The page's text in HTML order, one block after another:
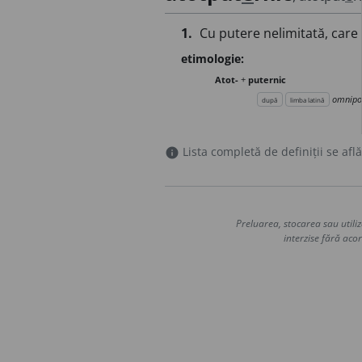
1. Cu putere nelimitată, care
etimologie:
Atot- + puternic
după limba latină
info Lista completă de definiții se
Preluarea, stocarea sau
interzise fără